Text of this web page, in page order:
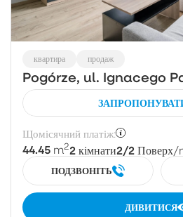
квартира продаж
Pogórze, ul. Ignacego
Щомісячний платіж:
44.45 m22 кімнати2/2 Поверх/
ПОДЗВОНІТЬ
ДИВИТИСЯ